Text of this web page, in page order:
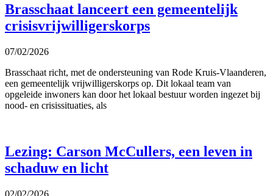
Brasschaat lanceert een gemeentelijk
crisisvrijwilligerskorps
07/02/2026
Brasschaat richt, met de ondersteuning van Rode Kruis-Vlaanderen,
een gemeentelijk vrijwilligerskorps op. Dit lokaal team van
opgeleide inwoners kan door het lokaal bestuur worden ingezet bij
nood- en crisissituaties, als
Lezing: Carson McCullers, een leven in
schaduw en licht